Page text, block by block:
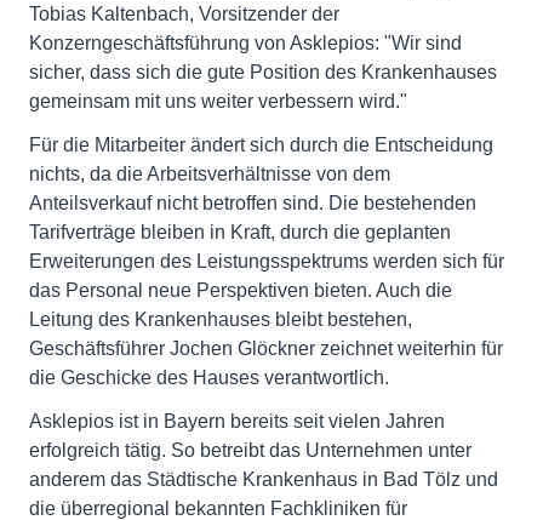
Tobias Kaltenbach, Vorsitzender der
Konzerngeschäftsführung von Asklepios: "Wir sind
sicher, dass sich die gute Position des Krankenhauses
gemeinsam mit uns weiter verbessern wird."
Für die Mitarbeiter ändert sich durch die Entscheidung
nichts, da die Arbeitsverhältnisse von dem
Anteilsverkauf nicht betroffen sind. Die bestehenden
Tarifverträge bleiben in Kraft, durch die geplanten
Erweiterungen des Leistungsspektrums werden sich für
das Personal neue Perspektiven bieten. Auch die
Leitung des Krankenhauses bleibt bestehen,
Geschäftsführer Jochen Glöckner zeichnet weiterhin für
die Geschicke des Hauses verantwortlich.
Asklepios ist in Bayern bereits seit vielen Jahren
erfolgreich tätig. So betreibt das Unternehmen unter
anderem das Städtische Krankenhaus in Bad Tölz und
die überregional bekannten Fachkliniken für